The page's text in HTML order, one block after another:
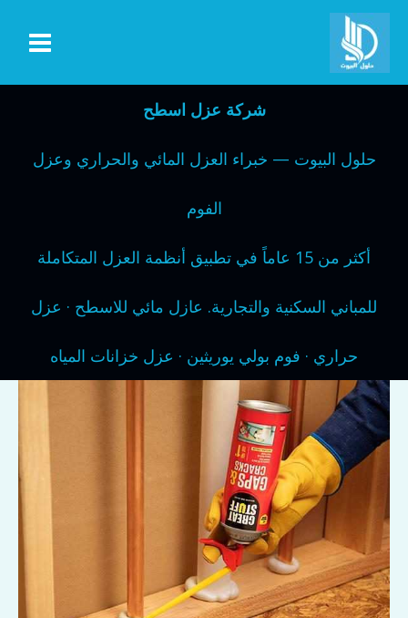
تخطي
المحتوى
شركة عزل اسطح
حلول البيوت — خبراء العزل المائي والحراري وعزل
الفوم
أكثر من 15 عاماً في تطبيق أنظمة العزل المتكاملة
للمباني السكنية والتجارية. عازل مائي للاسطح · عزل
حراري · فوم بولي يوريثين · عزل خزانات المياه